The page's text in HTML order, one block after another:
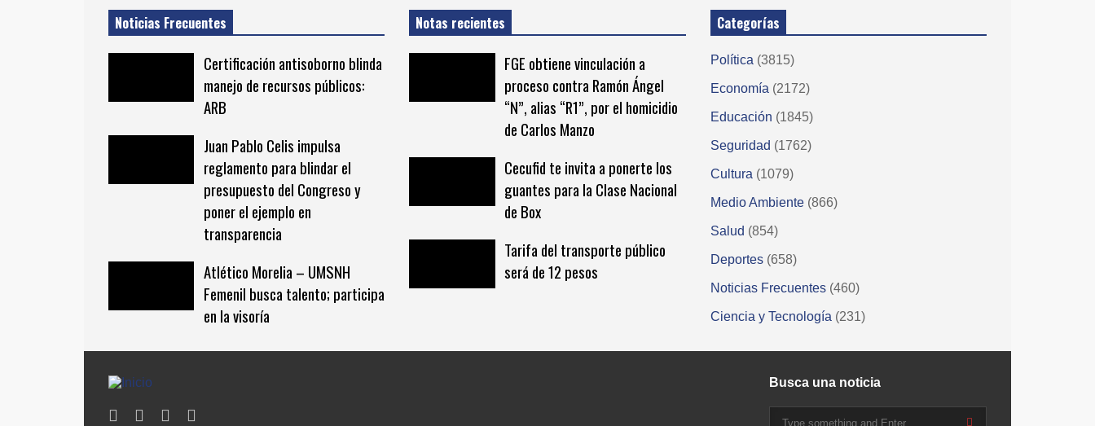
Noticias Frecuentes
Certificación antisoborno blinda
manejo de recursos públicos:
ARB
Juan Pablo Celis impulsa
reglamento para blindar el
presupuesto del Congreso y
poner el ejemplo en
transparencia
Atlético Morelia – UMSNH
Femenil busca talento; participa
en la visoría
Notas recientes
FGE obtiene vinculación a
proceso contra Ramón Ángel
“N”, alias “R1”, por el homicidio
de Carlos Manzo
Cecufid te invita a ponerte los
guantes para la Clase Nacional
de Box
Tarifa del transporte público
será de 12 pesos
Categorías
Política (3815)
Economía (2172)
Educación (1845)
Seguridad (1762)
Cultura (1079)
Medio Ambiente (866)
Salud (854)
Deportes (658)
Noticias Frecuentes (460)
Ciencia y Tecnología (231)
Busca una noticia